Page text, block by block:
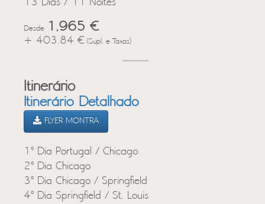
13 Dias / 11 Noites
Desde 1,965 €
+ 403.84 € (Supl. e Taxas)
Itinerário
Itinerário Detalhado
FLYER MONTRA
1º Dia Portugal / Chicago
2º Dia Chicago
3º Dia Chicago / Springfield
4º Dia Springfield / St. Louis